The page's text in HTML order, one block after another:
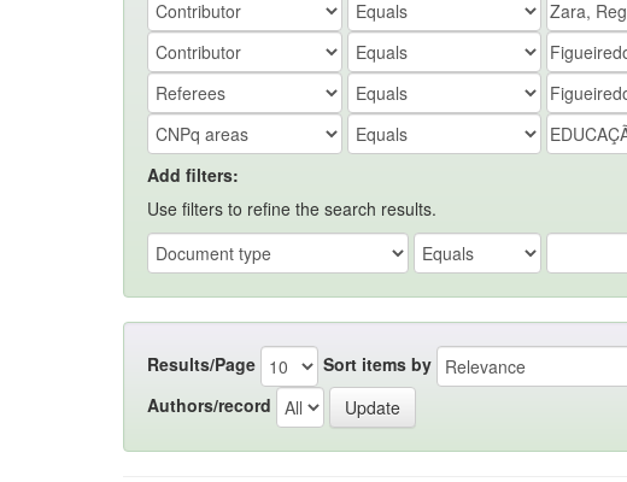
Add filters:
Use filters to refine the search results.
Results/Page Sort items by
Authors/record